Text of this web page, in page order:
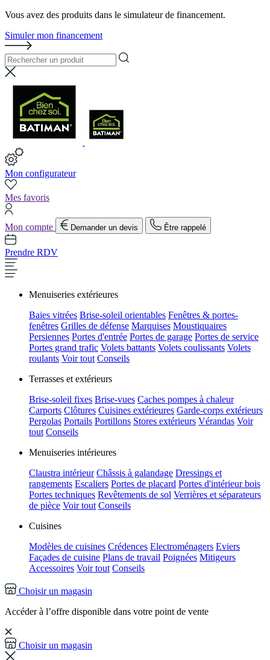
Vous avez des produits dans le simulateur de financement.
Simuler mon financement
Mon configurateur
Mes favoris
Mon compte Demander un devis Être rappelé
Prendre RDV
Menuiseries extérieures
Baies vitrées Brise-soleil orientables Fenêtres & portes-
fenêtres Grilles de défense Marquises Moustiquaires
Persiennes Portes d'entrée Portes de garage Portes de service
Portes grand trafic Volets battants Volets coulissants Volets
roulants Voir tout Conseils
Terrasses et extérieurs
Brise-soleil fixes Brise-vues Caches pompes à chaleur
Carports Clôtures Cuisines extérieures Garde-corps extérieurs
Pergolas Portails Portillons Stores extérieurs Vérandas Voir
tout Conseils
Menuiseries intérieures
Claustra intérieur Châssis à galandage Dressings et
rangements Escaliers Portes de placard Portes d'intérieur bois
Portes techniques Revêtements de sol Verrières et séparateurs
de pièce Voir tout Conseils
Cuisines
Modèles de cuisines Crédences Electroménagers Eviers
Façades de cuisine Plans de travail Poignées Mitigeurs
Accessoires Voir tout Conseils
Choisir un magasin
Accéder à l’offre disponible dans votre point de vente
Choisir un magasin